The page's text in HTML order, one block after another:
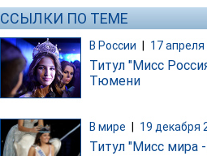
ССЫЛКИ ПО ТЕМЕ
В России 17 апреля
Титул "Мисс
Тюмени
В мире 19 декабря
Титул "Мисс мира